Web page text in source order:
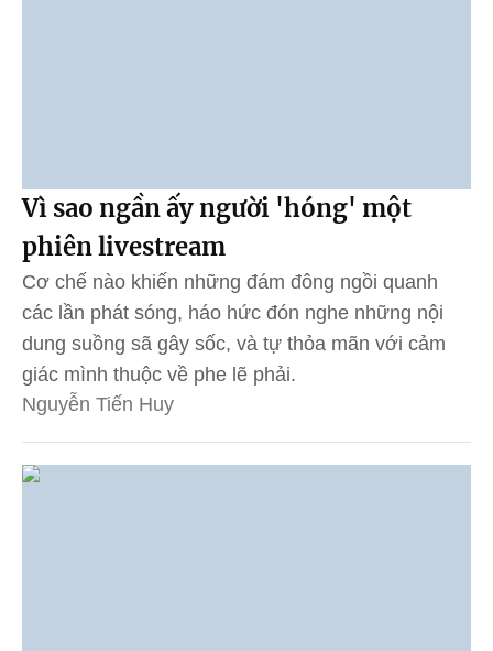
Vì sao ngần ấy người 'hóng' một
phiên livestream
Cơ chế nào khiến những đám đông ngồi quanh
các lần phát sóng, háo hức đón nghe những nội
dung suồng sã gây sốc, và tự thỏa mãn với cảm
giác mình thuộc về phe lẽ phải.
Nguyễn Tiến Huy